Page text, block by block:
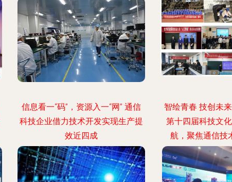
信息看一“码”，资源入一“网” 通信
科技企业借力技术开发实现生产提
效近四成
智绘青春 技创未
第十四届科技文
航，聚焦通信技